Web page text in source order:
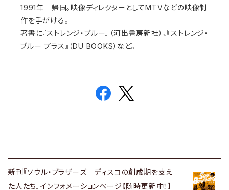
1991年 帰国。映像ディレクターとしてMTVなどの映像制
作を手がける。
著書に『ストレンジ・ブルー』（河出書房新社）、『ストレンジ・
ブルー プラス』（DU BOOKS）など。
新刊『ソウル・ブラザーズ ディスコの創成期を支え
た人たち』インフォメーションページ【随時更新中！】